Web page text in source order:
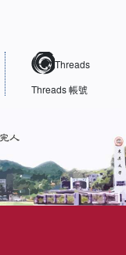
Threads
Threads 帳號